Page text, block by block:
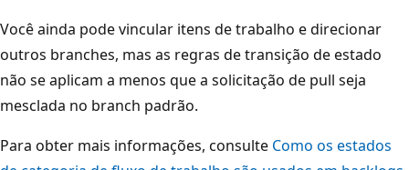
Você ainda pode vincular itens de trabalho e direcionar
outros branches, mas as regras de transição de estado
não se aplicam a menos que a solicitação de pull seja
mesclada no branch padrão.
Para obter mais informações, consulte Como os estados